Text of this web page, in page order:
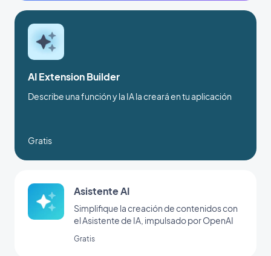
Asistente AI
Simplifique la creación de contenidos con
el Asistente de IA, impulsado por OpenAI
Gratis
AI Extension Builder
Describe una función y la IA la creará en tu aplicación
Gratis